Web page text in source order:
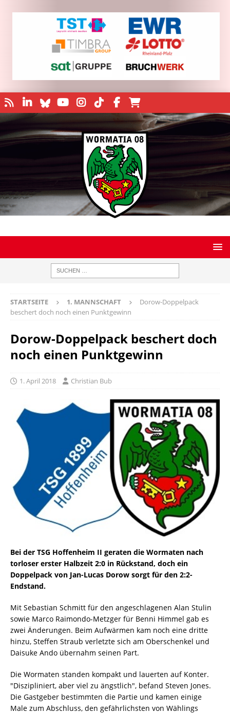
STARTSEITE 1. MANNSCHAFT
Dorow-Doppelpack
beschert doch noch einen Punktgewinn
Dorow-Doppelpack beschert doch
noch einen Punktgewinn
1. April 2018 Christian Bub
Bei der TSG Hoffenheim II geraten die Wormaten nach
torloser erster Halbzeit 2:0 in Rückstand, doch ein
Doppelpack von Jan-Lucas Dorow sorgt für den 2:2-
Endstand.
Mit Sebastian Schmitt für den angeschlagenen Alan Stulin
sowie Marco Raimondo-Metzger für Benni Himmel gab es
zwei Änderungen. Beim Aufwärmen kam noch eine dritte
hinzu, Steffen Straub verletzte sich am Oberschenkel und
Daisuke Ando übernahm seinen Part.
Die Wormaten standen kompakt und lauerten auf Konter.
"Diszipliniert, aber viel zu ängstlich", befand Steven Jones.
Die Gastgeber bestimmten die Partie und kamen einige
Male zum Abschluss, den gefährlichsten von Wählings